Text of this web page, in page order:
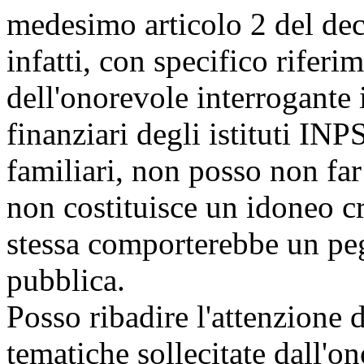
medesimo articolo 2 del
infatti, con specifico
dell'onorevole
finanziari degli istituti
familiari, non posso non
non costituisce un idoneo
stessa comporterebbe un
pubblica.
Posso ribadire l'attenzione
tematiche sollecitate